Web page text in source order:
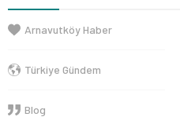
Arnavutköy Haber
Türkiye Gündem
Blog